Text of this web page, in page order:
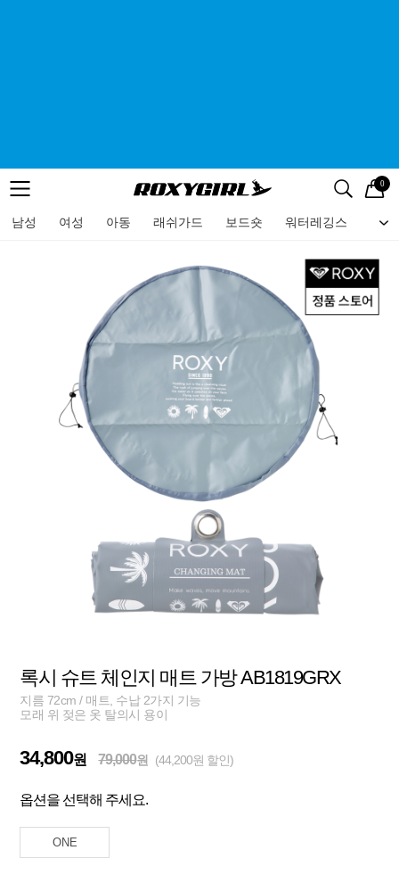
메뉴 검색
로고 0
남성 여성 아동 래쉬가드 보드숏 워터레깅스 비
메뉴
록시 슈트 체인지 매트 가방 AB1819GRX
지름 72cm / 매트, 수납 2가지 기능
모래 위 젖은 옷 탈의시 용이
34,800원 79,000원 (44,200원 할인)
옵션을 선택해 주세요.
ONE